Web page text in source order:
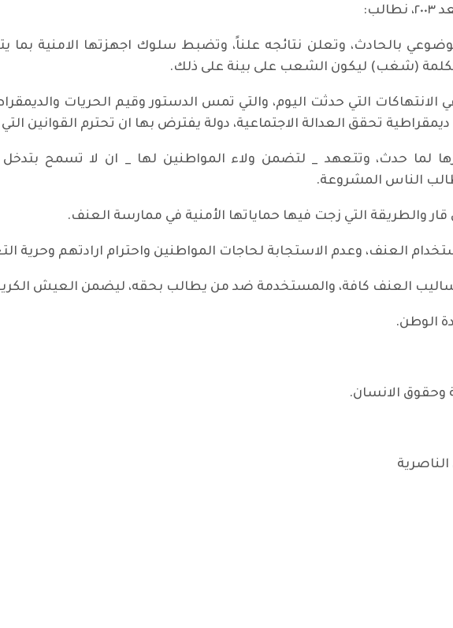
بالحادث، وتعلن نتائجه علناً، وتضبط سلوك اجهزتها الامنية
لكلمة (شغب) ليكون الشعب على بينة على ذلك.
الانتهاكات التي حدثت اليوم، والتي تمس الدستور وقيم الحريات
تحقق العدالة الاجتماعية، دولة يفترض بها ان تحترم القوانين
لما حدث، وتتعهد _ لتضمن ولاء المواطنين لها _ ان لا تسمح بتدخل
الناس المشروعة.
العنف كافة، والمستخدمة ضد من يطالب بحقه، ليضمن العيش
الوطن.
وحقوق الانسان.
على جداول الموازنة قبل إقرار الحسابات الختامية.. خرق للدستور